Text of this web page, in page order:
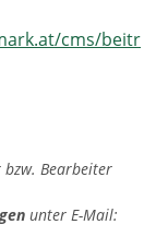
cms/beitr
bzw. Bearbeiter
unter E-Mail: